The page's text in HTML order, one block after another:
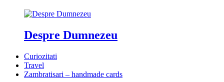
Despre Dumnezeu
Curiozitati
Travel
Zambratisari – handmade cards